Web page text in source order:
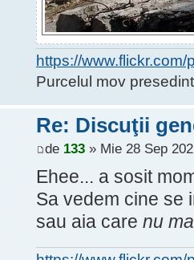
https://
Purcelul mov
Re: Discuţii
de 133» Mie 28 Sep
Ehee... a sosit
Sa vedem cine se
sau aia care nu